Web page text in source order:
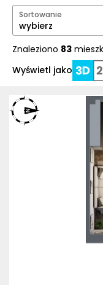
Sortowanie
wybierz
Znaleziono 83
Wyświetl jako